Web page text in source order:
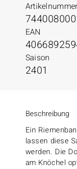
Artikelnummer
EAN
Saison
2401
Beschreibung
Ein
lassen diese
werden. Die
am Knöchel